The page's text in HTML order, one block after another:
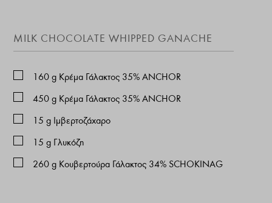
ΜILK CHOCOLATE WHIPPED GANACHE
160 g Κρέμα Γάλακτος 35% ANCHOR
450 g Κρέμα Γάλακτος 35% ANCHOR
15 g Ιμβερτοζάχαρο
15 g Γλυκόζη
260 g Κουβερτούρα Γάλακτος 34% SCHOKINAG